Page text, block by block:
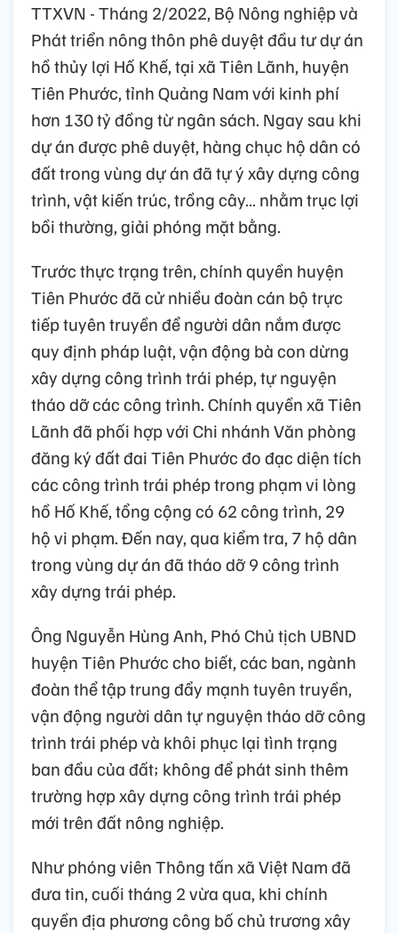
TTXVN - Tháng 2/2022, Bộ Nông nghiệp và
Phát triển nông thôn phê duyệt đầu tư dự án
hồ thủy lợi Hố Khế, tại xã Tiên Lãnh, huyện
Tiên Phước, tỉnh Quảng Nam với kinh phí
hơn 130 tỷ đồng từ ngân sách. Ngay sau khi
dự án được phê duyệt, hàng chục hộ dân có
đất trong vùng dự án đã tự ý xây dựng công
trình, vật kiến trúc, trồng cây… nhằm trục lợi
bồi thường, giải phóng mặt bằng.
Trước thực trạng trên, chính quyền huyện
Tiên Phước đã cử nhiều đoàn cán bộ trực
tiếp tuyên truyền để người dân nắm được
quy định pháp luật, vận động bà con dừng
xây dựng công trình trái phép, tự nguyện
tháo dỡ các công trình. Chính quyền xã Tiên
Lãnh đã phối hợp với Chi nhánh Văn phòng
đăng ký đất đai Tiên Phước đo đạc diện tích
các công trình trái phép trong phạm vi lòng
hồ Hố Khế, tổng cộng có 62 công trình, 29
hộ vi phạm. Đến nay, qua kiểm tra, 7 hộ dân
trong vùng dự án đã tháo dỡ 9 công trình
xây dựng trái phép.
Ông Nguyễn Hùng Anh, Phó Chủ tịch UBND
huyện Tiên Phước cho biết, các ban, ngành
đoàn thể tập trung đẩy mạnh tuyên truyền,
vận động người dân tự nguyện tháo dỡ công
trình trái phép và khôi phục lại tình trạng
ban đầu của đất; không để phát sinh thêm
trường hợp xây dựng công trình trái phép
mới trên đất nông nghiệp.
Như phóng viên Thông tấn xã Việt Nam đã
đưa tin, cuối tháng 2 vừa qua, khi chính
quyền địa phương công bố chủ trương xây